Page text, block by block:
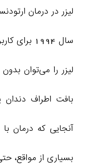
لیزر در درمان
سال 1994
لیزر را می‌توان
بافت اطراف دندان‌
آنجایی که درمان
بسیاری از مواقع،